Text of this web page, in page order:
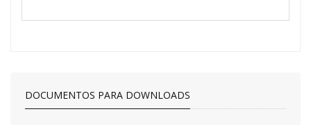
DOCUMENTOS PARA DOWNLOADS